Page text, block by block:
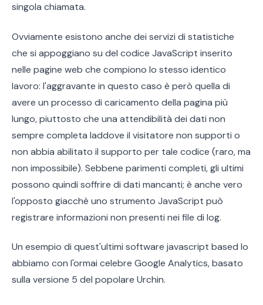
singola chiamata.
Ovviamente esistono anche dei servizi di statistiche
che si appoggiano su del codice JavaScript inserito
nelle pagine web che compiono lo stesso identico
lavoro: l'aggravante in questo caso è però quella di
avere un processo di caricamento della pagina più
lungo, piuttosto che una attendibilità dei dati non
sempre completa laddove il visitatore non supporti o
non abbia abilitato il supporto per tale codice (raro, ma
non impossibile). Sebbene parimenti completi, gli ultimi
possono quindi soffrire di dati mancanti; è anche vero
l'opposto giacchè uno strumento JavaScript può
registrare informazioni non presenti nei file di log.
Un esempio di quest'ultimi software javascript based lo
abbiamo con l'ormai celebre Google Analytics, basato
sulla versione 5 del popolare Urchin.